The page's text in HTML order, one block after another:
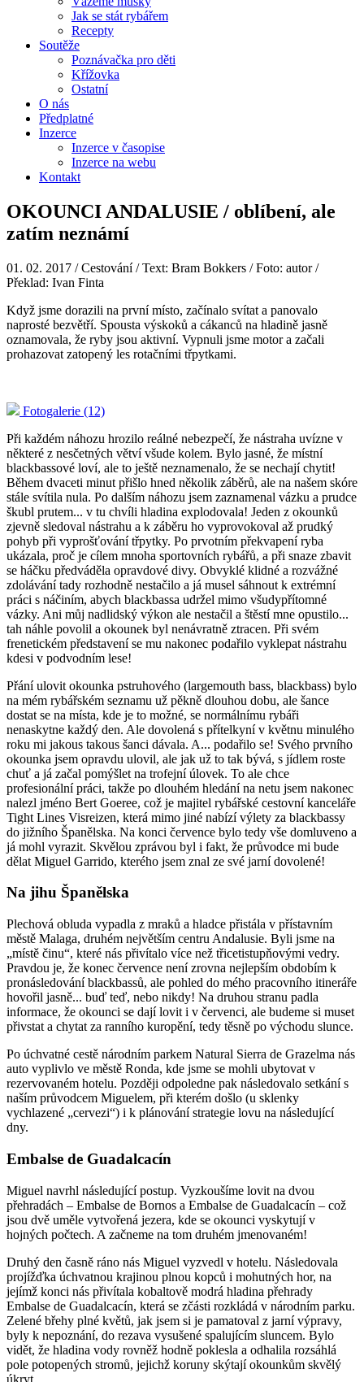
Jak se stát rybářem
Recepty
Soutěže
Poznávačka pro děti
Křížovka
Ostatní
O nás
Předplatné
Inzerce
Inzerce v časopise
Inzerce na webu
Kontakt
OKOUNCI ANDALUSIE / oblíbení, ale
zatím neznámí
01. 02. 2017 / Cestování / Text: Bram Bokkers / Foto: autor /
Překlad: Ivan Finta
Když jsme dorazili na první místo, začínalo svítat a panovalo
naprosté bezvětří. Spousta výskoků a cákanců na hladině jasně
oznamovala, že ryby jsou aktivní. Vypnuli jsme motor a začali
prohazovat zatopený les rotačními třpytkami.
Fotogalerie (12)
Při každém náhozu hrozilo reálné nebezpečí, že nástraha uvízne v
některé z nesčetných větví všude kolem. Bylo jasné, že místní
blackbassové loví, ale to ještě neznamenalo, že se nechají chytit!
Během dvaceti minut přišlo hned několik záběrů, ale na našem skóre
stále svítila nula. Po dalším náhozu jsem zaznamenal vázku a prudce
škubl prutem... v tu chvíli hladina explodovala! Jeden z okounků
zjevně sledoval nástrahu a k záběru ho vyprovokoval až prudký
pohyb při vyprošťování třpytky. Po prvotním překvapení ryba
ukázala, proč je cílem mnoha sportovních rybářů, a při snaze zbavit
se háčku předváděla opravdové divy. Obvyklé klidné a rozvážné
zdolávání tady rozhodně nestačilo a já musel sáhnout k extrémní
práci s náčiním, abych blackbassa udržel mimo všudypřítomné
vázky. Ani můj nadlidský výkon ale nestačil a štěstí mne opustilo...
tah náhle povolil a okounek byl nenávratně ztracen. Při svém
frenetickém představení se mu nakonec podařilo vyklepat nástrahu
kdesi v podvodním lese!
Přání ulovit okounka pstruhového (largemouth bass, blackbass) bylo
na mém rybářském seznamu už pěkně dlouhou dobu, ale šance
dostat se na místa, kde je to možné, se normálnímu rybáři
nenaskytne každý den. Ale dovolená s přítelkyní v květnu minulého
roku mi jakous takous šanci dávala. A... podařilo se! Svého prvního
okounka jsem opravdu ulovil, ale jak už to tak bývá, s jídlem roste
chuť a já začal pomýšlet na trofejní úlovek. To ale chce
profesionální práci, takže po dlouhém hledání na netu jsem nakonec
nalezl jméno Bert Goeree, což je majitel rybářské cestovní kanceláře
Tight Lines Visreizen, která mimo jiné nabízí výlety za blackbassy
do jižního Španělska. Na konci července bylo tedy vše domluveno a
já mohl vyrazit. Skvělou zprávou byl i fakt, že průvodce mi bude
dělat Miguel Garrido, kterého jsem znal ze své jarní dovolené!
Na jihu Španělska
Plechová obluda vypadla z mraků a hladce přistála v přístavním
městě Malaga, druhém největším centru Andalusie. Byli jsme na
„místě činu“, které nás přivítalo více než třicetistupňovými vedry.
Pravdou je, že konec července není zrovna nejlepším obdobím k
pronásledování blackbassů, ale pohled do mého pracovního itineráře
hovořil jasně... buď teď, nebo nikdy! Na druhou stranu padla
informace, že okounci se dají lovit i v červenci, ale budeme si muset
přivstat a chytat za ranního kuropění, tedy těsně po východu slunce.
Po úchvatné cestě národním parkem Natural Sierra de Grazelma nás
auto vyplivlo ve městě Ronda, kde jsme se mohli ubytovat v
rezervovaném hotelu. Později odpoledne pak následovalo setkání s
naším průvodcem Miguelem, při kterém došlo (u sklenky
vychlazené „cervezi“) i k plánování strategie lovu na následující
dny.
Embalse de Guadalcacín
Miguel navrhl následující postup. Vyzkoušíme lovit na dvou
přehradách – Embalse de Bornos a Embalse de Guadalcacín – což
jsou dvě uměle vytvořená jezera, kde se okounci vyskytují v
hojných počtech. A začneme na tom druhém jmenovaném!
Druhý den časně ráno nás Miguel vyzvedl v hotelu. Následovala
projížďka úchvatnou krajinou plnou kopců i mohutných hor, na
jejímž konci nás přivítala kobaltově modrá hladina přehrady
Embalse de Guadalcacín, která se zčásti rozkládá v národním parku.
Zelené břehy plné květů, jak jsem si je pamatoval z jarní výpravy,
byly k nepoznání, do rezava vysušené spalujícím sluncem. Bylo
vidět, že hladina vody rovněž hodně poklesla a odhalila rozsáhlá
pole potopených stromů, jejichž koruny skýtají okounkům skvělý
úkryt.